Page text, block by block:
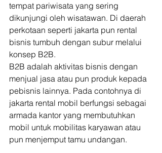
tempat pariwisata yang sering
dikunjungi oleh wisatawan. Di daerah
perkotaan seperti jakarta pun rental
bisnis tumbuh dengan subur melalui
konsep B2B.
B2B adalah aktivitas bisnis dengan
menjual jasa atau pun produk kepada
pebisnis lainnya. Pada contohnya di
jakarta rental mobil berfungsi sebagai
armada kantor yang membutuhkan
mobil untuk mobilitas karyawan atau
pun menjemput tamu undangan.